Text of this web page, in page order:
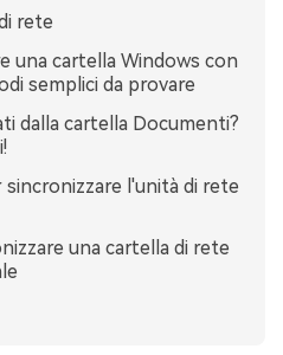
rete
una cartella Windows con
semplici da provare
dalla cartella Documenti?
sincronizzare l'unità di rete
una cartella di rete